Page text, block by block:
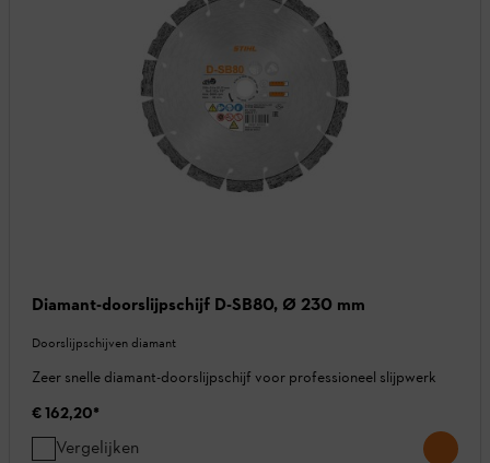
Diamant-doorslijpschijf D-SB80, Ø 230 mm
Doorslijpschijven diamant
Zeer snelle diamant-doorslijpschijf voor professioneel slijpwerk
€ 162,20*
Vergelijken